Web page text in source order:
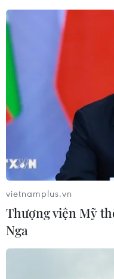
#Vành đai 2 #Cầu
#Giải phóng mặt bằng
Theo dõi
vietnamplus.vn
Thượng viện Mỹ
Nga